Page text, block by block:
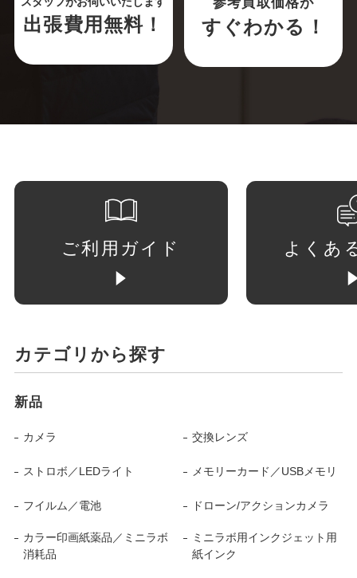
出張費用無料！ すぐわかる！
ご利用ガイド よくあ
カテゴリから探す
新品
カメラ 交換レンズ
ストロボ／LEDライト メモリーカード／USBメモリ
フイルム／電池 ドローン/アクションカメラ
カラー印画紙薬品／ミニラボ
消耗品
ミニラボ用インクジェット用
紙インク